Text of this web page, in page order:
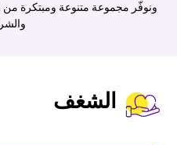
ونوفّر مجموعة متنوعة ومبتكرة من
الشغف